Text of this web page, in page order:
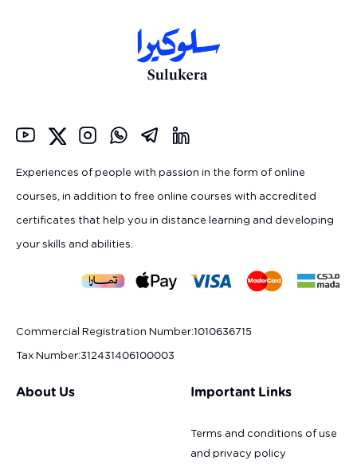
Experiences of people with passion in the form of online
courses, in addition to free online courses with accredited
certificates that help you in distance learning and developing
your skills and abilities.
Commercial Registration Number:1010636715
Tax Number:312431406100003
About Us Important Links
Terms and conditions of use
and privacy policy